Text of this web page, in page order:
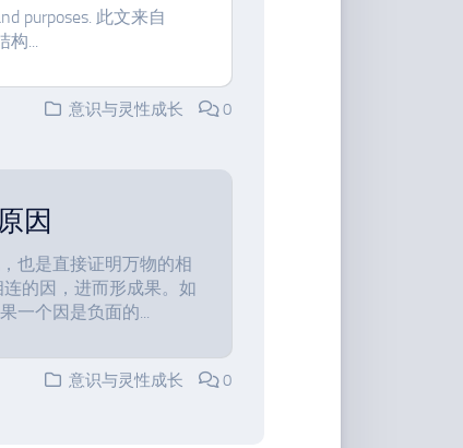
purposes. 此文来自
构...
意识与灵性成长
0
因
也是直接证明万物的相
的因，进而形成果。如
一个因是负面的...
意识与灵性成长
0